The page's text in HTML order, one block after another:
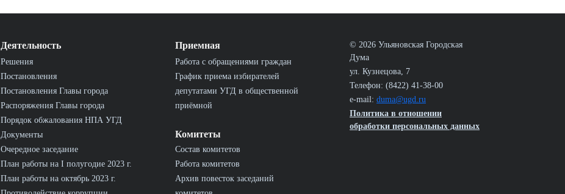
Деятельность
Решения
Постановления
Постановления Главы города
Распоряжения Главы города
Порядок обжалования НПА УГД
Документы
Очередное заседание
План работы на I полугодие 2023 г.
План работы на октябрь 2023 г.
Приемная
Работа с обращениями граждан
График приема избирателей
депутатами УГД в общественной
приёмной
Комитеты
Состав комитетов
Работа комитетов
Архив повесток заседаний
© 2026 Ульяновская Городская
Дума
ул. Кузнецова, 7
Телефон: (8422) 41-38-00
e-mail: duma@ugd.ru
Политика в отношении
обработки персональных данных